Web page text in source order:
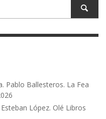
Pablo Ballesteros. La Fea
López. Olé Libros